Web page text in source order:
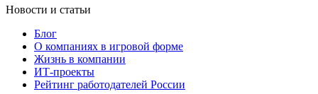
Новости и статьи
Блог
О компаниях в игровой форме
Жизнь в компании
ИТ-проекты
Рейтинг работодателей России